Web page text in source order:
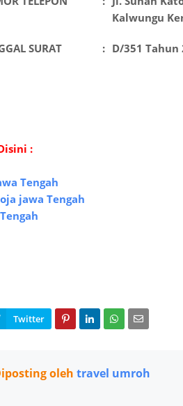
Kalwungu
SURAT
: D/351 Tahun
:
Tengah
jawa Tengah
oleh travel umroh